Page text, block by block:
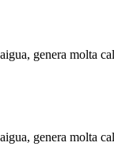
genera molta
genera molta